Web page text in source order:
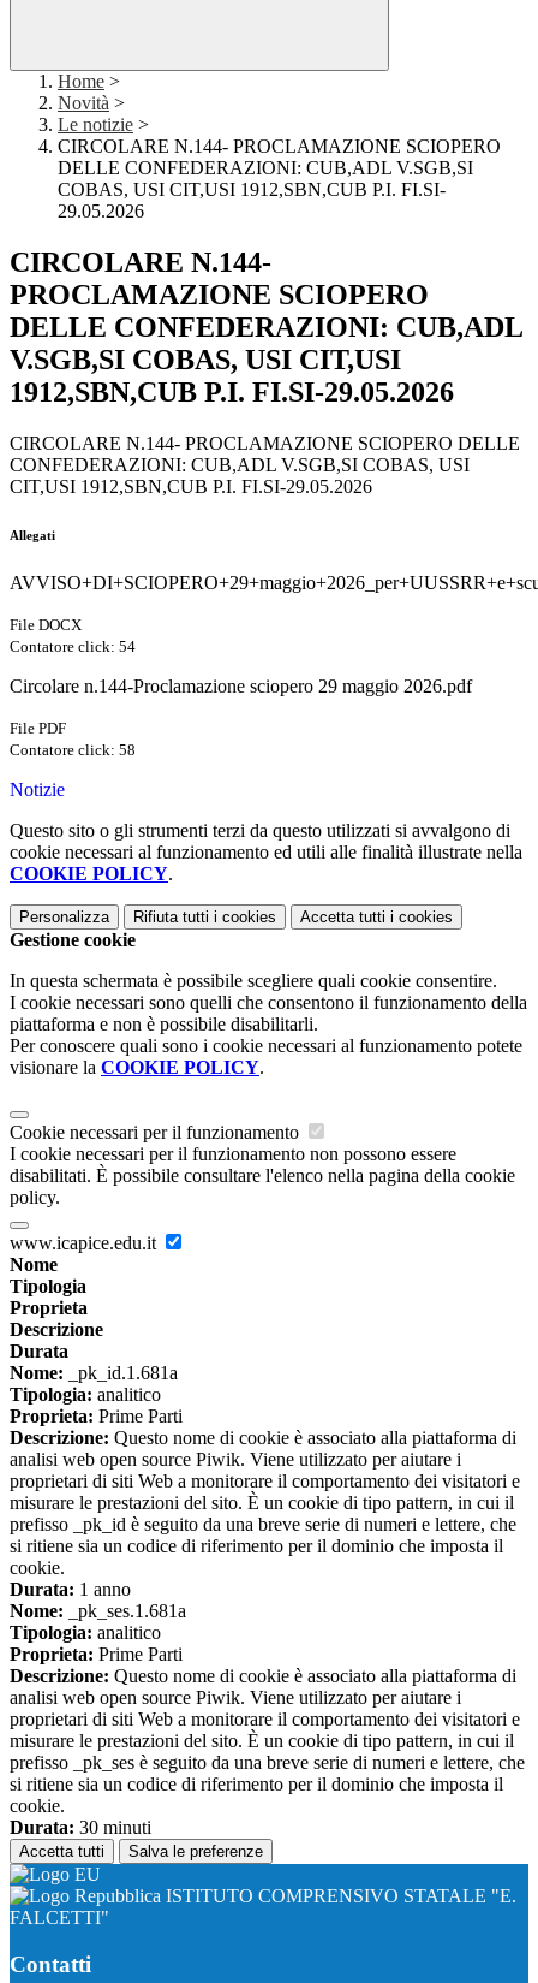
Home >
Novità >
Le notizie >
CIRCOLARE N.144- PROCLAMAZIONE SCIOPERO
DELLE CONFEDERAZIONI: CUB,ADL V.SGB,SI
COBAS, USI CIT,USI 1912,SBN,CUB P.I. FI.SI-
29.05.2026
CIRCOLARE N.144-
PROCLAMAZIONE SCIOPERO
DELLE CONFEDERAZIONI: CUB,ADL
V.SGB,SI COBAS, USI CIT,USI
1912,SBN,CUB P.I. FI.SI-29.05.2026
CIRCOLARE N.144- PROCLAMAZIONE SCIOPERO DELLE
CONFEDERAZIONI: CUB,ADL V.SGB,SI COBAS, USI
CIT,USI 1912,SBN,CUB P.I. FI.SI-29.05.2026
Allegati
File DOCX
Contatore click: 54
Circolare n.144-Proclamazione sciopero 29 maggio 2026.pdf
File PDF
Contatore click: 58
Notizie
Questo sito o gli strumenti terzi da questo utilizzati si avvalgono di
cookie necessari al funzionamento ed utili alle finalità illustrate nella
COOKIE POLICY.
Personalizza Rifiuta tutti i cookies Accetta tutti i cookies
Gestione cookie
In questa schermata è possibile scegliere quali cookie consentire.
I cookie necessari sono quelli che consentono il funzionamento della
piattaforma e non è possibile disabilitarli.
Per conoscere quali sono i cookie necessari al funzionamento potete
visionare la COOKIE POLICY.
Cookie necessari per il funzionamento
I cookie necessari per il funzionamento non possono essere
disabilitati. È possibile consultare l'elenco nella pagina della cookie
policy.
www.icapice.edu.it
Nome
Tipologia
Proprieta
Descrizione
Durata
Nome: _pk_id.1.681a
Tipologia: analitico
Proprieta: Prime Parti
Descrizione: Questo nome di cookie è associato alla piattaforma di
analisi web open source Piwik. Viene utilizzato per aiutare i
proprietari di siti Web a monitorare il comportamento dei visitatori e
misurare le prestazioni del sito. È un cookie di tipo pattern, in cui il
prefisso _pk_id è seguito da una breve serie di numeri e lettere, che
si ritiene sia un codice di riferimento per il dominio che imposta il
cookie.
Durata: 1 anno
Nome: _pk_ses.1.681a
Tipologia: analitico
Proprieta: Prime Parti
Descrizione: Questo nome di cookie è associato alla piattaforma di
analisi web open source Piwik. Viene utilizzato per aiutare i
proprietari di siti Web a monitorare il comportamento dei visitatori e
misurare le prestazioni del sito. È un cookie di tipo pattern, in cui il
prefisso _pk_ses è seguito da una breve serie di numeri e lettere, che
si ritiene sia un codice di riferimento per il dominio che imposta il
cookie.
Durata: 30 minuti
Accetta tutti Salva le preferenze
ISTITUTO COMPRENSIVO STATALE "E.
FALCETTI"
Contatti